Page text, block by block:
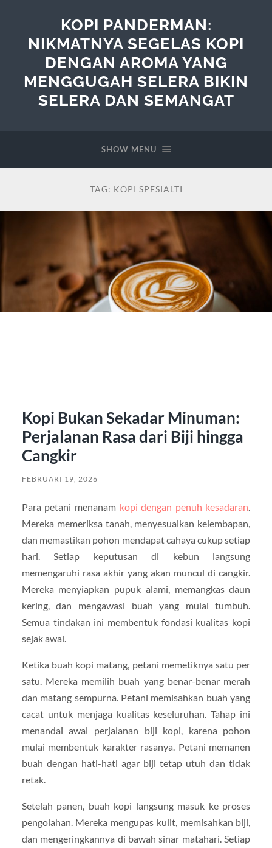
KOPI PANDERMAN:
NIKMATNYA SEGELAS KOPI
DENGAN AROMA YANG
MENGGUGAH SELERA BIKIN
SELERA DAN SEMANGAT
SHOW MENU
TAG: KOPI SPESIALTI
Kopi Bukan Sekadar Minuman:
Perjalanan Rasa dari Biji hingga
Cangkir
FEBRUARI 19, 2026
Para petani menanam kopi dengan penuh kesadaran
Mereka memeriksa tanah, menyesuaikan kelembapan,
dan memastikan pohon mendapat cahaya cukup setiap
hari. Setiap keputusan di kebun langsung
memengaruhi rasa akhir yang akan muncul di cangkir.
Mereka menyiapkan pupuk alami, memangkas daun
kering, dan mengawasi buah yang mulai tumbuh.
Semua tindakan ini membentuk fondasi kualitas kopi
sejak awal.
Ketika buah kopi matang, petani memetiknya satu per
satu. Mereka memilih buah yang benar-benar merah
dan matang sempurna. Petani memisahkan buah yang
cacat untuk menjaga kualitas keseluruhan. Tahap ini
menandai awal perjalanan biji kopi, karena pohon
mulai membentuk karakter rasanya. Petani memanen
buah dengan hati-hati agar biji tetap utuh dan tidak
retak.
Setelah panen, buah kopi langsung masuk ke proses
pengolahan. Mereka mengupas kulit, memisahkan biji,
dan mengeringkannya di bawah sinar matahari. Setiap